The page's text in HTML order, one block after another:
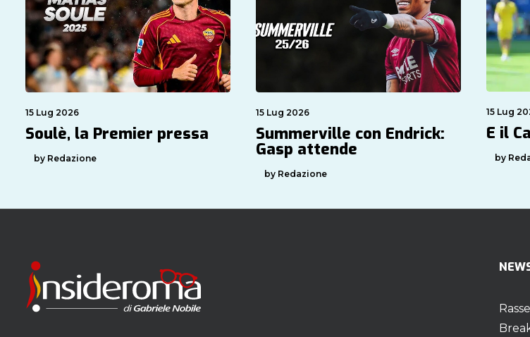
15 Lug 2026
Soulè, la Premier pressa
by Redazione
15 Lug 2026
Summerville con Endrick:
Gasp attende
by Redazione
15 Lug
E il
by